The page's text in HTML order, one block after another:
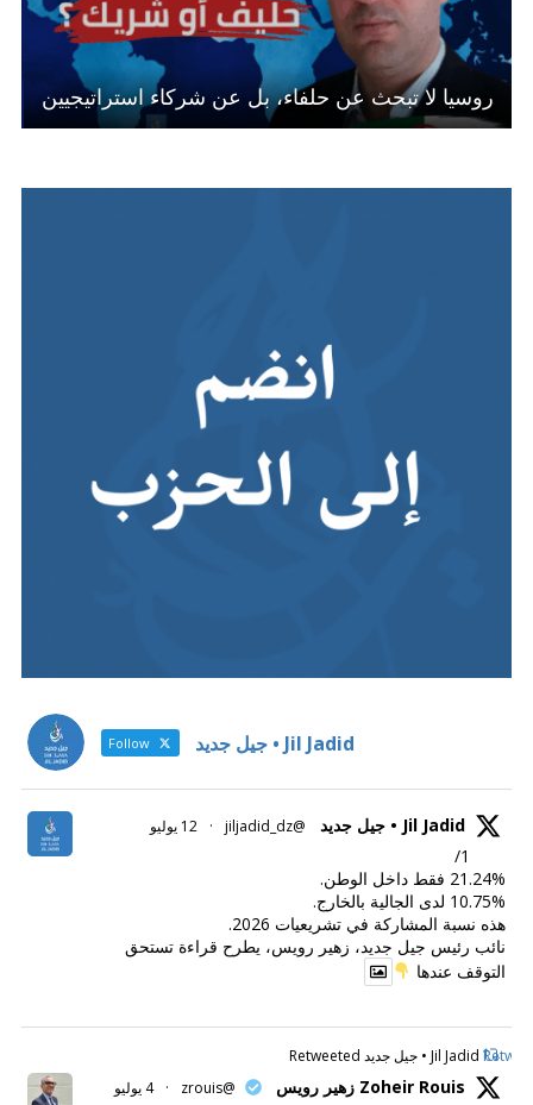
روسيا لا تبحث عن حلفاء، بل عن شركاء استراتيجيين
Jil Jadid • جيل جديد Follow
Jil Jadid • جيل جديد @jiljadid_dz
· 12 يوليو
1/
21.24% فقط داخل الوطن.
10.75% لدى الجالية بالخارج.
هذه نسبة المشاركة في تشريعيات 2026.
نائب رئيس جيل جديد، زهير رويس، يطرح قراءة تستحق
التوقف عندها
Jil Jadid • جيل جديد Retweeted
Zoheir Rouis زهير رويس @zrouis
· 4 يوليو